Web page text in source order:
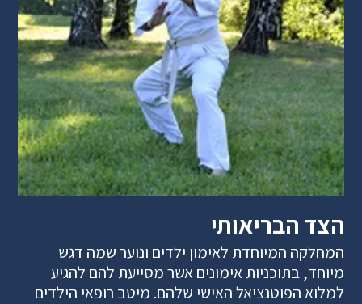
הצד הבריאותי
המחלקה המיוחדת לאימון ילדים ונוער שמה דגש
מיוחד, בתוכניות אימונים אשר מסייעת להם להגיע
למלוא הפוטנציאל האישי שלהם. מיטב רופאי הילדים